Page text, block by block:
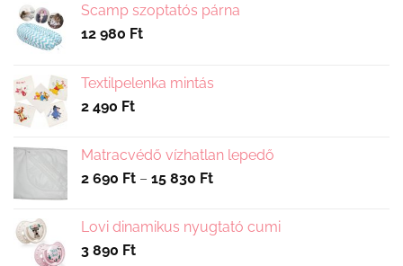
Scamp szoptatós párna
12 980 Ft
Textilpelenka mintás
2 490 Ft
Matracvédő vízhatlan lepedő
2 690 Ft – 15 830 FtÁrtartomány:
-
Lovi dinamikus nyugtató cumi
3 890 Ft